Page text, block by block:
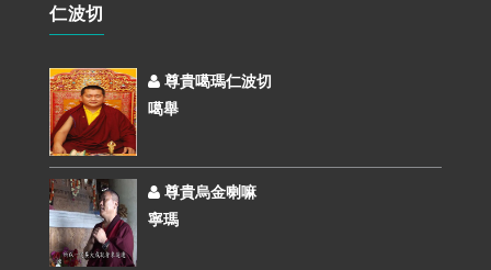
仁波切
尊貴噶瑪仁波切
噶舉
尊貴烏金喇嘛
寧瑪